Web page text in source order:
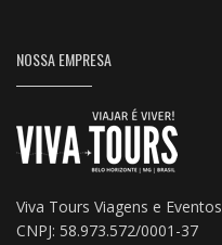
NOSSA EMPRESA
Viva Tours Viagens e Eventos
CNPJ: 58.973.572/0001-37